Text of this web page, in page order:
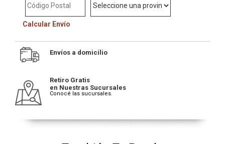
Calcular Envío
Envíos a domicilio
Retiro Gratis
en Nuestras Sucursales
Conocé las sucursales.